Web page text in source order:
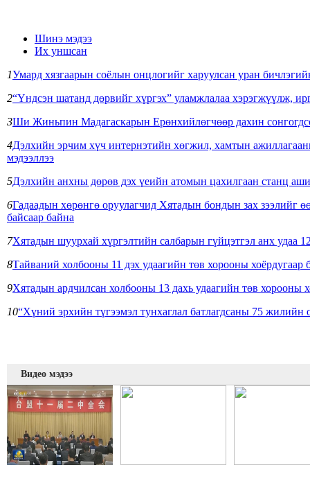
Шинэ мэдээ
Их уншсан
1Умард хязгаарын соёлын онцлогийг харуулсан уран
2“Үндсэн шатанд дөрвийг хүргэх” уламжлалаа хэрэгжүүлж,
3Ши Жиньпин Мадагаскарын Ерөнхийлөгчөөр дахин
4Дэлхийн эрчим хүч интернэтийн хөгжил, хамтын
мэдээллээ
5Дэлхийн анхны дөрөв дэх үеийн атомын цахилгаан станц
6Гадаадын хөрөнгө оруулагчид Хятадын бондын зах зээлийг
байсаар байна
7Хятадын шуурхай хүргэлтийн салбарын гүйцэтгэл анх удаа
8Тайваний холбооны 11 дэх удаагийн төв хорооны хоёрдугаар
9Хятадын ардчилсан холбооны 13 дахь удаагийн төв хорооны
10“Хүний эрхийн түгээмэл тунхаглал батлагдсаны 75
Видео мэдээ